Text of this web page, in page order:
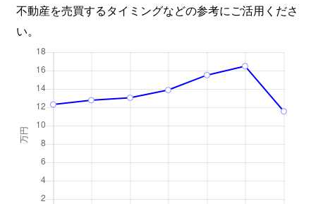
不動産を売買するタイミングなどの参考にご活用くださ
い。